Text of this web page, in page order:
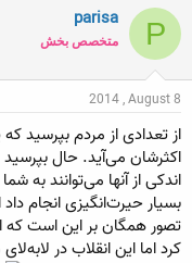
و
ع
ک
ن
د
ه
م
و
ض
و
ع
ر
خ
ر
و
ع
P
parisa
متخصص بخش
2014 , August 8
از تعدادی از مردم بپرسید که
اکثرشان می‌آید. حال
اندکی از آنها می‌توانند به
بسیار حیرت‌انگیزی انجام
تصور همگان بر این است که
کرد اما این انقلاب در